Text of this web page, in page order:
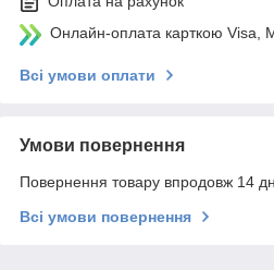
Онлайн-оплата карткою Visa,
Всі умови оплати
Умови повернення
Повернення товару впродовж 14
Всі умови повернення